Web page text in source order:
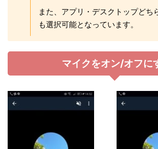
また、アプリ・デスクトップどち
も選択可能となっています。
マイクをオン/オフに